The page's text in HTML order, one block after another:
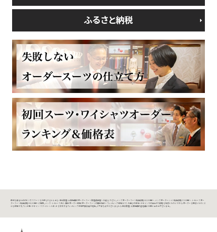
ふるさと納税
信頼を得るためのビジネススーツをお探しでしたら、ぜひ、東京銀座・大阪梅田のオーダースーツ銀座英國屋へお越しください。メンズオーダースーツ税込価格242,000円～、メンズオーダーシャツ税込価格27,500円～、レディースオー
ダースーツ税込価格308,000円～ご用意。メンズ・レディース共に、無料オーダー体験（オーダースーツの無料相談＋フィッティング体験）にて、お選びの生地・デザインでの仕上がり価格を確認いただいてから、オーダーを検討いただくこ
とも可能です。フィット感・デザイン・スタイル・シルエットを左右するフィッティングは専門技術者が担当。ご不安な点がございましたら、東京銀座・大阪梅田の各店舗にお問い合わせ下さいませ。